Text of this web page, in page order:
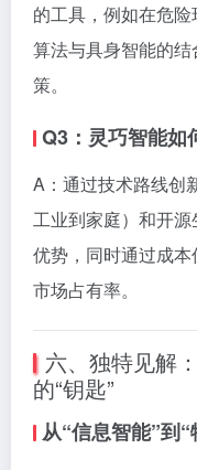
的工具，例如在危
算法与具身智能的
策。
Q3：灵巧智能如
A：通过技术路线创
工业到家庭）和开
优势，同时通过成
市场占有率。
六、独特见解
的“钥匙”
从“信息智能”到